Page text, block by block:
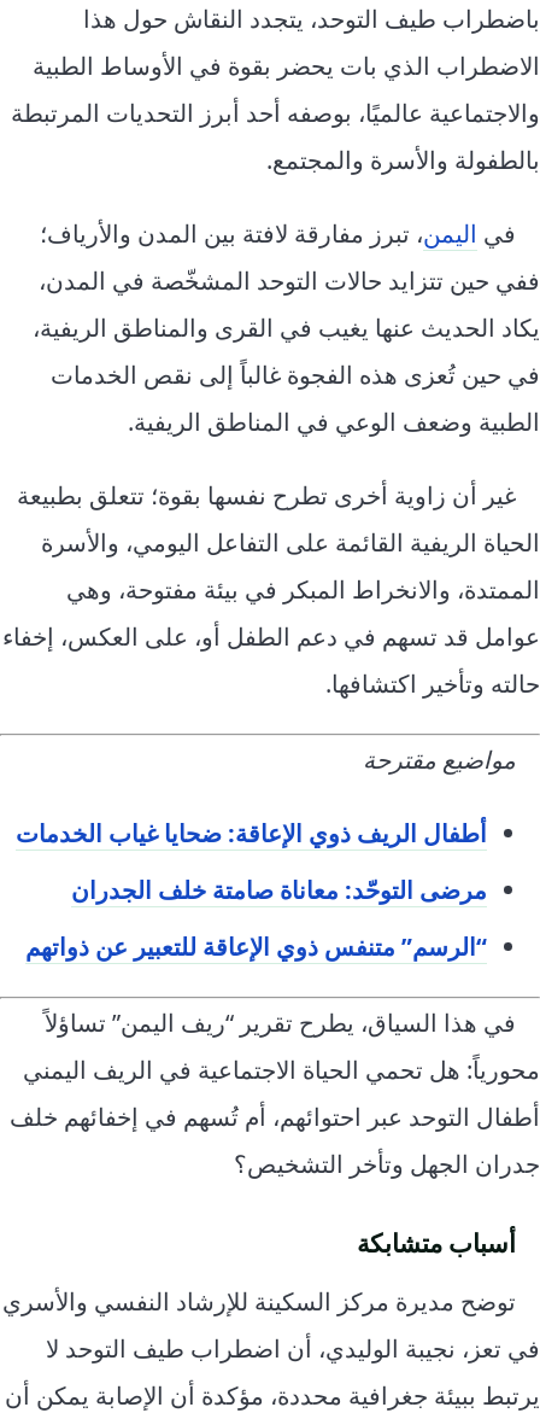
باضطراب طيف التوحد، يتجدد النقاش حول هذا
الاضطراب الذي بات يحضر بقوة في الأوساط الطبية
والاجتماعية عالميًا، بوصفه أحد أبرز التحديات المرتبطة
بالطفولة والأسرة والمجتمع.
في اليمن، تبرز مفارقة لافتة بين المدن والأرياف؛
ففي حين تتزايد حالات التوحد المشخّصة في المدن،
يكاد الحديث عنها يغيب في القرى والمناطق الريفية،
في حين تُعزى هذه الفجوة غالباً إلى نقص الخدمات
الطبية وضعف الوعي في المناطق الريفية.
غير أن زاوية أخرى تطرح نفسها بقوة؛ تتعلق بطبيعة
الحياة الريفية القائمة على التفاعل اليومي، والأسرة
الممتدة، والانخراط المبكر في بيئة مفتوحة، وهي
عوامل قد تسهم في دعم الطفل أو، على العكس، إخفاء
حالته وتأخير اكتشافها.
مواضيع مقترحة
أطفال الريف ذوي الإعاقة: ضحايا غياب الخدمات
مرضى التوحّد: معاناة صامتة خلف الجدران
“الرسم” متنفس ذوي الإعاقة للتعبير عن ذواتهم
في هذا السياق، يطرح تقرير “ريف اليمن” تساؤلاً
محورياً: هل تحمي الحياة الاجتماعية في الريف اليمني
أطفال التوحد عبر احتوائهم، أم تُسهم في إخفائهم خلف
جدران الجهل وتأخر التشخيص؟
أسباب متشابكة
توضح مديرة مركز السكينة للإرشاد النفسي والأسري
في تعز، نجيبة الوليدي، أن اضطراب طيف التوحد لا
يرتبط ببيئة جغرافية محددة، مؤكدة أن الإصابة يمكن أن